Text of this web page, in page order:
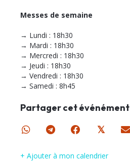
Messes de semaine
→ Lundi : 18h30
→ Mardi : 18h30
→ Mercredi : 18h30
→ Jeudi : 18h30
→ Vendredi : 18h30
→ Samedi : 8h45
Partager cet événément
𝕏
+ Ajouter à mon calendrier